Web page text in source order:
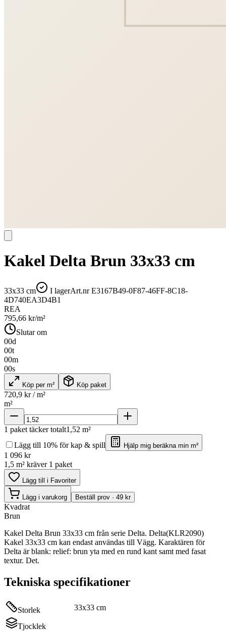
Kakel Delta Brun 33x33 cm
33x33 cm I lagerArt.nrE3167B49-0F87-46FF-8C18-
4D740EA3D4B1
REA
795,66 kr/m²
Slutar om
00d
00t
00m
00s
Köp per m² Köp paket
720,9 kr / m²
m²
1 paket täcker totalt1,52 m²
Lägg till 10% för kap & spill
Hjälp mig beräkna min m²
1 096 kr
1,5 m² kräver 1 paket
Lägg till i Favoriter
Lägg i varukorg Beställ prov · 49 kr
Kvadrat
Brun
Kakel Delta Brun 33x33 cm från serie Delta. Delta(KLR2090)
Kakel 33x33 cm kan endast användas till Vägg. Karaktären för
Delta är blank: relief: brun yta med en rund kant samt med fasat
textur. Det.
Tekniska specifikationer
Storlek 33x33 cm
Tjocklek